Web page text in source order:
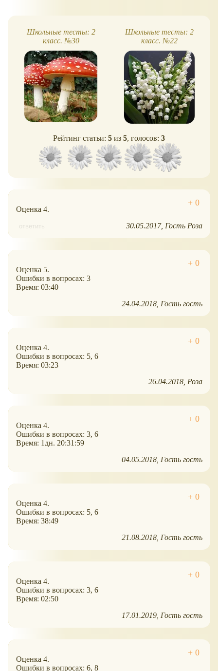
Школьные тесты: 2
класс. №30
Школьные тесты: 2
класс. №22
Рейтинг статьи: 5 из 5, голосов: 3
Оценка 4.
ответить 30.05.2017 Гость Роза
Оценка 5.
Ошибки в вопросах: 3
Время: 03:40
24.04.2018 Гость гость
Оценка 4.
Ошибки в вопросах: 5, 6
Время: 03:23
26.04.2018 Роза
Оценка 4.
Ошибки в вопросах: 3, 6
Время: 1дн. 20:31:59
04.05.2018 Гость гость
Оценка 4.
Ошибки в вопросах: 5, 6
Время: 38:49
21.08.2018 Гость гость
Оценка 4.
Ошибки в вопросах: 3, 6
Время: 02:50
17.01.2019 Гость гость
Оценка 4.
Ошибки в вопросах: 6, 8